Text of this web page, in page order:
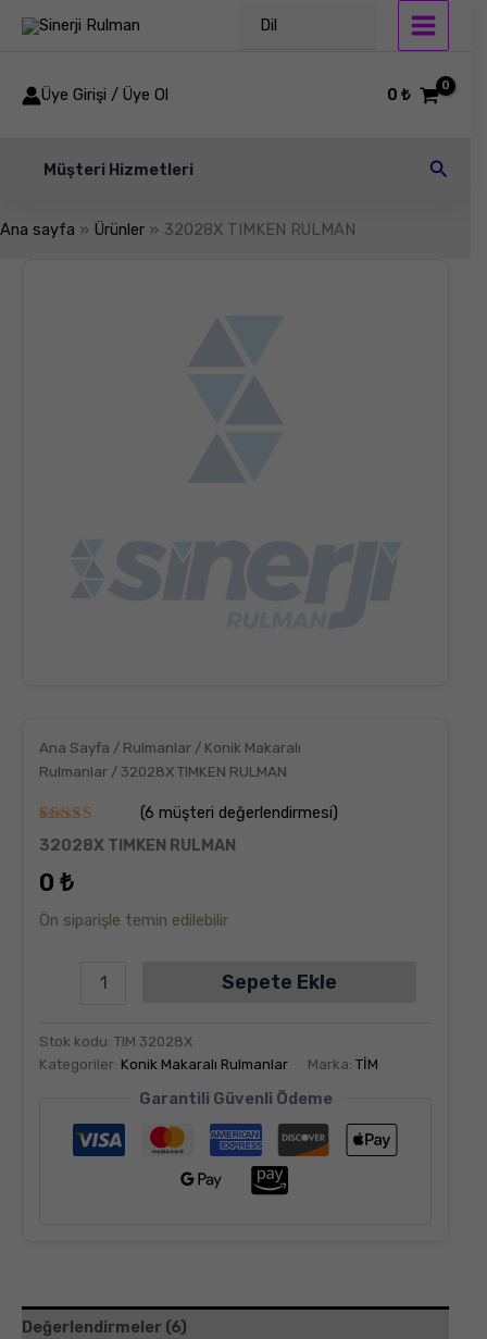
atla
Dil
Üye Girişi / Üye Ol 0₺
Müşteri Hizmetleri Arama
Ana sayfa Ürünler 32028X TIMKEN RULMAN
Ana Sayfa / Rulmanlar / Konik Makaralı
Rulmanlar / 32028X TIMKEN RULMAN
6
müşteri
puanına
5
5.00puan
aldı
(6 müşteri değerlendirmesi)
32028X TIMKEN RULMAN
0 ₺
Ön siparişle temin edilebilir
Sepete Ekle
Stok kodu: TIM 32028X
Kategoriler: Konik Makaralı Rulmanlar Marka: TİM
Garantili Güvenli Ödeme
Değerlendirmeler (6)